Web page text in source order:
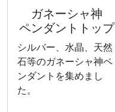
ガネーシャ神
ペンダントトップ
シルバー、水晶、天然
石等のガネーシャ神ペ
ンダントを集めまし
た。